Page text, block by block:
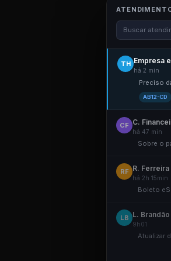
Buscar
TH Empresa
há 2 min
Preciso
AB12-CD
CF C.
há 47 min
Sobre o
RF R.
há 2h 15min
Boleto
LB L.
9h01
Atualizar